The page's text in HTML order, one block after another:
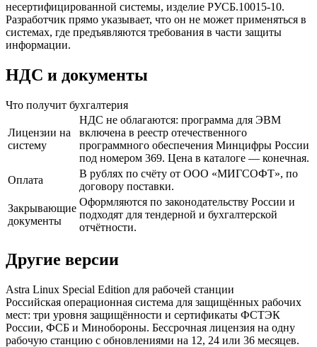
несертифицированной системы, изделие РУСБ.10015-10.
Разработчик прямо указывает, что он не может применяться в
системах, где предъявляются требования в части защиты
информации.
НДС и документы
Что получит бухгалтерия
Лицензии на
систему
НДС не облагаются: программа для ЭВМ
включена в реестр отечественного
программного обеспечения Минцифры России
под номером 369. Цена в каталоге — конечная.
Оплата
В рублях по счёту от ООО «МИГСОФТ», по
договору поставки.
Закрывающие
документы
Оформляются по законодательству России и
подходят для тендерной и бухгалтерской
отчётности.
Другие версии
Astra Linux Special Edition для рабочей станции
Российская операционная система для защищённых рабочих
мест: три уровня защищённости и сертификаты ФСТЭК
России, ФСБ и Минобороны. Бессрочная лицензия на одну
рабочую станцию с обновлениями на 12, 24 или 36 месяцев.